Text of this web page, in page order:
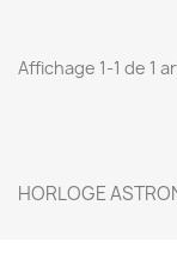
Affichage 1-1 de 1
HORLOGE